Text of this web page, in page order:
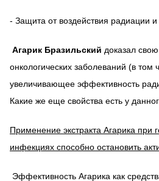
- Защита от воздействия радиации и
Агарик Бразильский доказал
онкологических заболеваний (в том
увеличивающее эффективность
Какие же еще свойства есть у
Применение экстракта Агарика при
инфекциях способно остановить
Эффективность Агарика как